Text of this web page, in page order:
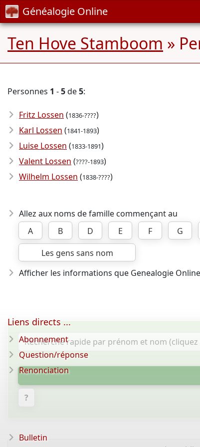
Généalogie Online
Ten Hove Stamboom »
Personnes 1 -5de5:
Fritz Lossen (1836-????)
Karl Lossen (1841-1893)
Luise Lossen (1833-1891)
Valent Lossen (????-1893)
Wilhelm Lossen (1838-????)
Allez aux noms de famille commençant au
A
B D E F G
Les gens sans nom
Afficher les informations que Genealogie
?
Liens directs ...
Abonnement
Question/réponse
Renonciation
Bulletin